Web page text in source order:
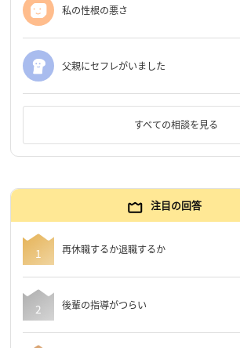
私の性根の悪さ
父親にセフレがいました
すべての相談を見る
注目の回答
再休職するか退職するか
後輩の指導がつらい